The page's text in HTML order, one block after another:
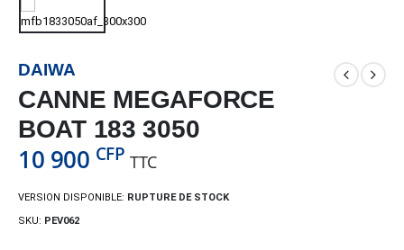
DAIWA
CANNE MEGAFORCE
BOAT 183 3050
10 900 CFP TTC
VERSION DISPONIBLE: RUPTURE DE STOCK
SKU: PEV062